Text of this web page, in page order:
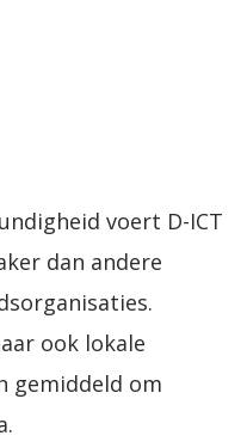
voert D-ICT
dan andere
ook lokale
gemiddeld om